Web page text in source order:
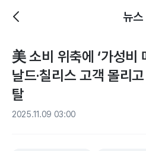
뉴스
美 소비 위축에 ‘가성비
날드·칠리스 고객 몰리
탈
2025.11.09 03:00